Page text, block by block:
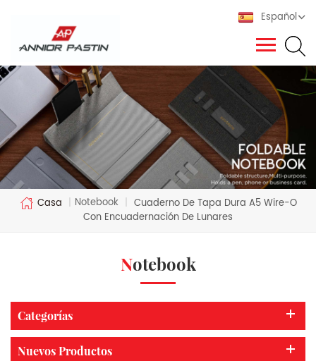
Español
Casa | Notebook | Cuaderno De Tapa Dura A5 Wire-O
Con Encuadernación De Lunares
Notebook
Categorías
Nuevos Productos